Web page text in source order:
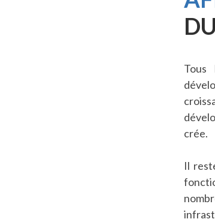
Tous
crée.
Il